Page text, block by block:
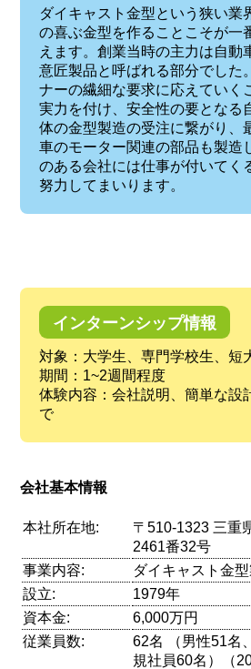
ダイキャスト金型という狭い業
の喜ぶ金型を作ることこそが一
えます。創業当時の主力は自動
意匠製品と呼ばれる部分でした
ナーの繊細な要求に応えていく
実力を付け、安全性の要となる
体の金型製造の受注に繋がり、
車のモーター関連の部品も製造
のある会社には仕事が付いてく
努力してまいります。
インターンシップ情報
対象：大学生、専門学校生、短
期間：1~2週間程度
体験内容：会社説明、簡単な設
で
会社基本情報
本社所在地:
〒510-1323 三重
2461番32号
事業内容:
ダイキャスト金
設立:
1979年
資本金:
6,000万円
従業員数:
62名 （男性51名
規社員60名）（